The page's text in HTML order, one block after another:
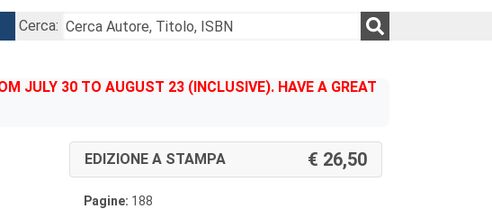
Cerca:
JULY 30 TO AUGUST 23 (INCLUSIVE). HAVE A GREAT
EDIZIONE A STAMPA 26,50
Pagine: 188